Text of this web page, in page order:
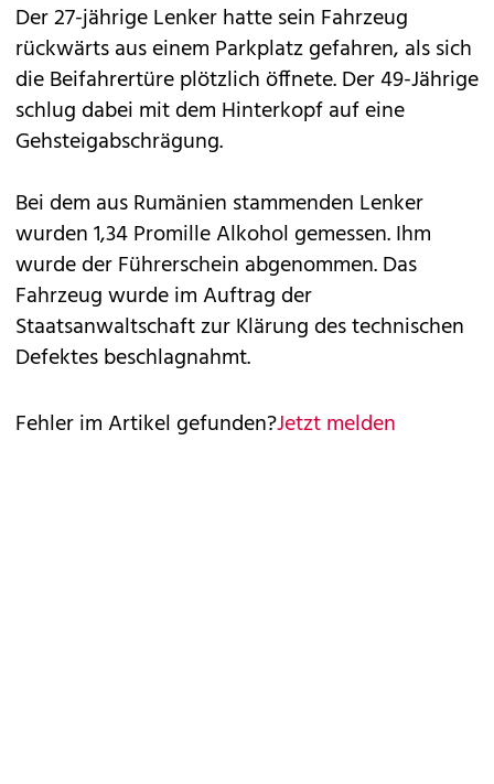
Der 27-jährige Lenker hatte sein Fahrzeug
rückwärts aus einem Parkplatz gefahren, als sich
die Beifahrertüre plötzlich öffnete. Der 49-Jährige
schlug dabei mit dem Hinterkopf auf eine
Gehsteigabschrägung.
Bei dem aus Rumänien stammenden Lenker
wurden 1,34 Promille Alkohol gemessen. Ihm
wurde der Führerschein abgenommen. Das
Fahrzeug wurde im Auftrag der
Staatsanwaltschaft zur Klärung des technischen
Defektes beschlagnahmt.
Fehler im Artikel gefunden?Jetzt melden